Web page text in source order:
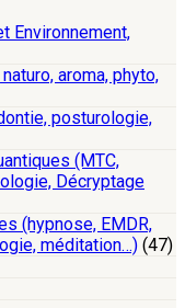
Environnement,
aroma, phyto,
posturologie,
(MTC,
Décryptage
(hypnose, EMDR,
méditation…) (47)